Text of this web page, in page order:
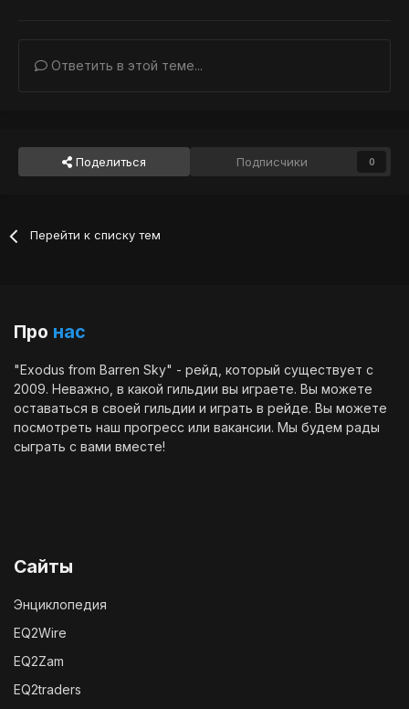
Ответить в этой теме...
Поделиться Подписчики 0
Перейти к списку тем
Про нас
"Exodus from Barren Sky" - рейд, который существует с
2009. Неважно, в какой гильдии вы играете. Вы можете
оставаться в своей гильдии и играть в рейде. Вы можете
посмотреть наш прогресс или вакансии. Мы будем рады
сыграть с вами вместе!
Сайты
Энциклопедия
EQ2Wire
EQ2Zam
EQ2traders